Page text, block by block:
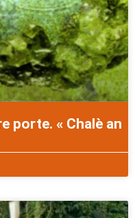
porte. « Chalè an